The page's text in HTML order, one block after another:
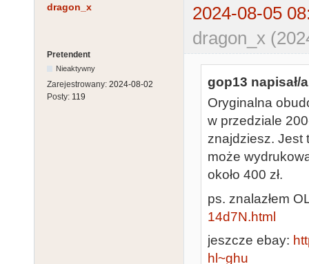
dragon_x
2024-08-05
dragon_x
Pretendent
Nieaktywny
Zarejestrowany: 2024-08-02
Posty: 119
gop13 napisał/
Oryginalna
w przedziale
znajdziesz. Jest
może
około 400 zł.
ps. znalazłem
14d7N.html
jeszcze ebay:
hl~ghu